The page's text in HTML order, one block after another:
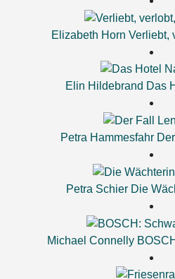
Elizabeth Horn Verliebt,
Elin Hildebrand Das
Petra Hammesfahr
Petra Schier Die
Michael Connelly